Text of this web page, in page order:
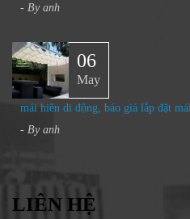
- By anh
06
May
mái hiên di động, báo giá lắp đặt
- By anh
LIÊN HỆ